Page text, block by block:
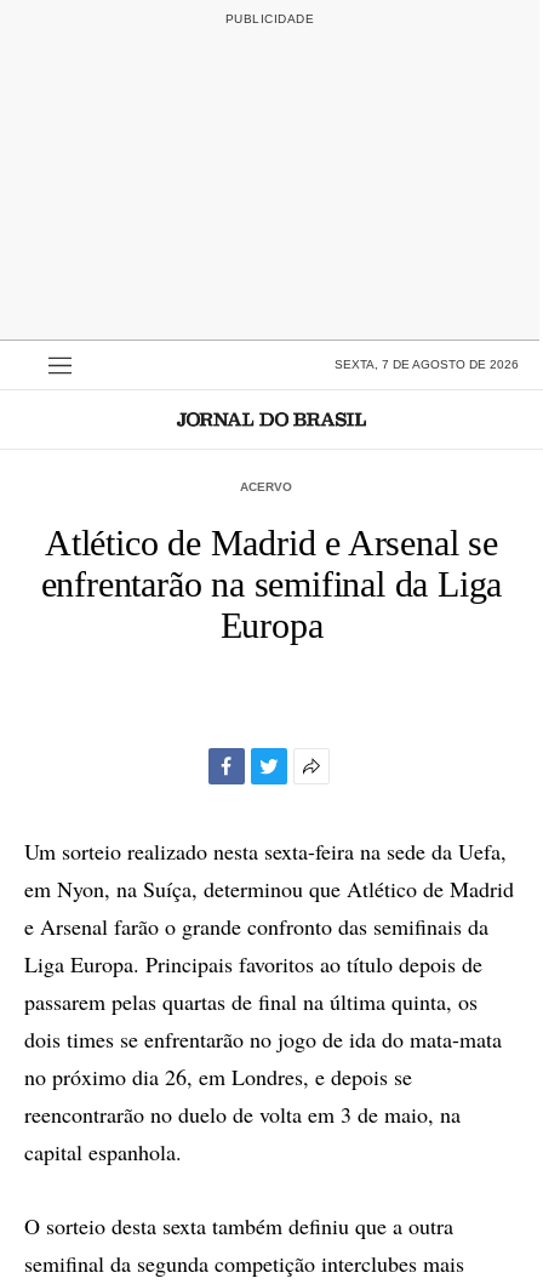
SEXTA, 7 DE AGOSTO DE 2026
ACERVO
Atlético de Madrid e Arsenal se
enfrentarão na semifinal da Liga
Europa
compartilhamento
Um sorteio realizado nesta sexta-feira na sede da Uefa,
em Nyon, na Suíça, determinou que Atlético de Madrid
e Arsenal farão o grande confronto das semifinais da
Liga Europa. Principais favoritos ao título depois de
passarem pelas quartas de final na última quinta, os
dois times se enfrentarão no jogo de ida do mata-mata
no próximo dia 26, em Londres, e depois se
reencontrarão no duelo de volta em 3 de maio, na
capital espanhola.
O sorteio desta sexta também definiu que a outra
semifinal da segunda competição interclubes mais